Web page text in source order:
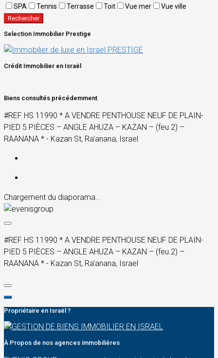
SPA
Tennis Terrasse Toit Vue mer Vue ville
Rechercher
Selection Immobilier Prestige
Crédit Immobilier en Israël
Biens consultés précédemment
#REF HS 11990 * A VENDRE PENTHOUSE NEUF DE PLAIN-
PIED 5 PIÈCES – ANGLE AHUZA – KAZAN – (feu 2) –
RAANANA * - Kazan St, Ra'anana, Israel
Chargement du diaporama...
#REF HS 11990 * A VENDRE PENTHOUSE NEUF DE PLAIN-
PIED 5 PIÈCES – ANGLE AHUZA – KAZAN – (feu 2) –
RAANANA * - Kazan St, Ra'anana, Israel
Propriétaire en Israël ?
À Propos de nos agences immobilières